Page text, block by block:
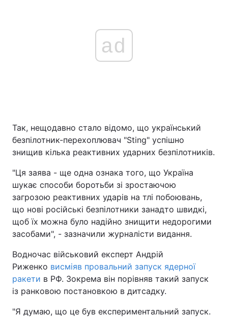
ad
Так, нещодавно стало відомо, що український
безпілотник-перехоплювач "Sting" успішно
знищив кілька реактивних ударних безпілотників.
"Ця заява - ще одна ознака того, що Україна
шукає способи боротьби зі зростаючою
загрозою реактивних ударів на тлі побоювань,
що нові російські безпілотники занадто швидкі,
щоб їх можна було надійно знищити недорогими
засобами", - зазначили журналісти видання.
Водночас військовий експерт Андрій
Риженко висміяв провальний запуск ядерної
ракети в РФ. Зокрема він порівняв такий запуск
із ранковою постановкою в дитсадку.
"Я думаю, що це був експериментальний запуск.